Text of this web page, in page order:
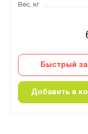
Вес, кг
Быстрый
Добавить в